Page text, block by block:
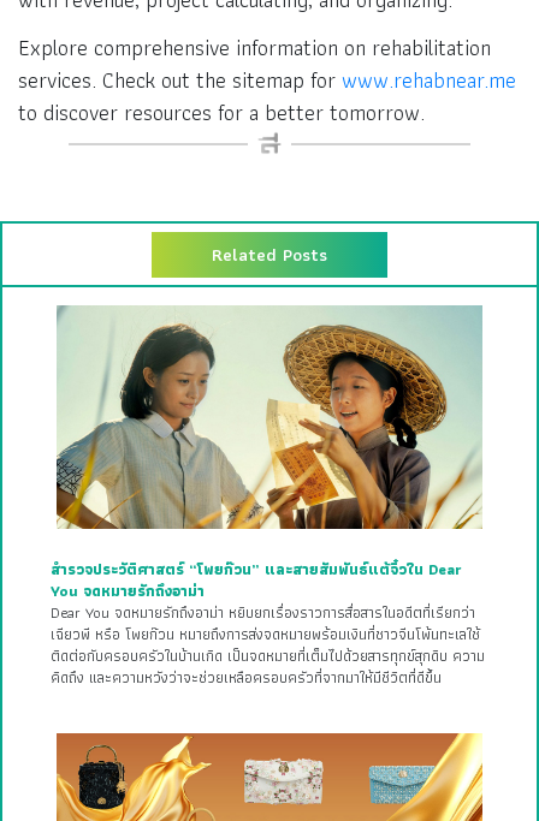
Explore comprehensive information on rehabilitation
services. Check out the sitemap forwww.rehabnear.me
to discover resources for a better tomorrow.
Related Posts
สำรวจประวัติศาสตร์ “โพยก๊วน” และสายสัมพันธ์แต้จิ๋วใน Dear
You จดหมายรักถึงอาม่า
Dear You จดหมายรักถึงอาม่า หยิบยกเรื่องราวการสื่อสารในอดีตที่เรียกว่า
เฉียวพี หรือ โพยก๊วน หมายถึงการส่งจดหมายพร้อมเงินที่ชาวจีนโพ้นทะเลใช้
ติดต่อกับครอบครัวในบ้านเกิด เป็นจดหมายที่เต็มไปด้วยสารทุกข์สุกดิบ ความ
คิดถึง และความหวังว่าจะช่วยเหลือครอบครัวที่จากมาให้มีชีวิตที่ดีขึ้น